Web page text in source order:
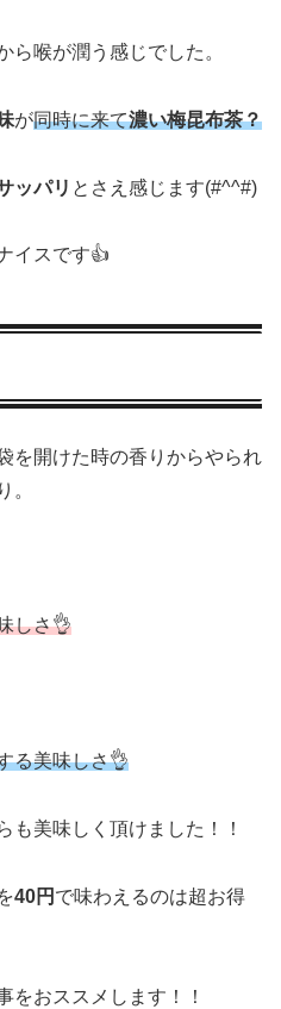
ら喉が潤う感じでした。
が同時に来て濃い梅昆布茶？
ッパリ とさえ感じます(#^^#)
イスです👍
を開けた時の香りからやられ
。
しさ👌
る美味しさ👌
も美味しく頂けました！！
40円 で味わえるのは超お得
をおススメします！！